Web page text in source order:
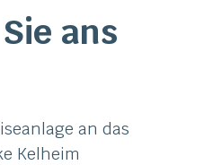
ans
an das
Kelheim